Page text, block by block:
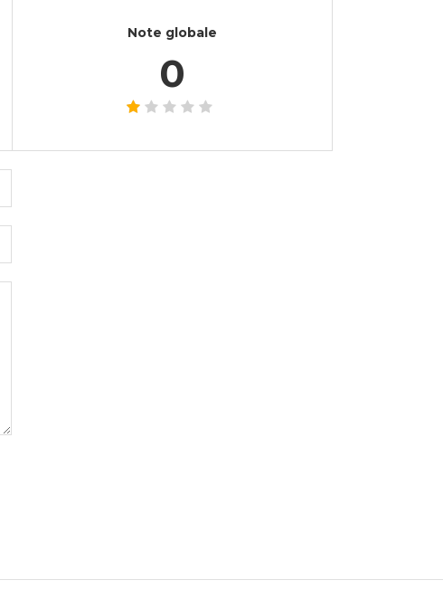
Note globale
0